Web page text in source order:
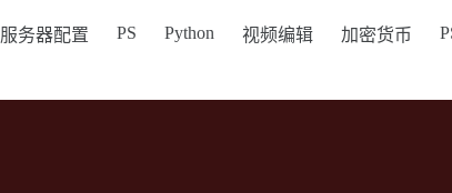
服务器配置 PS Python 视频编辑 加密货币